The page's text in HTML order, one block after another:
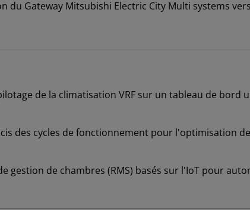
de la climatisation VRF sur un tableau de bord
des cycles de fonctionnement pour l'optimisation
gestion de chambres (RMS) basés sur l'IoT pour